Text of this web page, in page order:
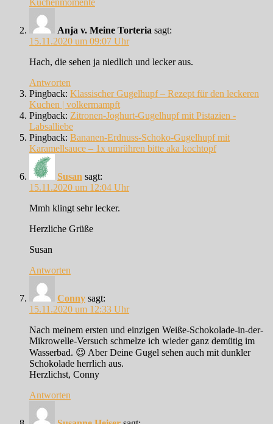
Küchenmomente
Anja v. Meine Torteria sagt:
15.11.2020 um 09:07 Uhr
Hach, die sehen ja niedlich und lecker aus.
Antworten
Pingback: Klassischer Gugelhupf – Rezept für den leckeren
Kuchen | volkermampft
Pingback: Zitronen-Joghurt-Gugelhupf mit Pistazien -
Labsalliebe
Pingback: Bananen-Erdnuss-Schoko-Gugelhupf mit
Karamellsauce – 1x umrühren bitte aka kochtopf
Susan sagt:
15.11.2020 um 12:04 Uhr
Mmh klingt sehr lecker.
Herzliche Grüße
Susan
Antworten
Conny sagt:
15.11.2020 um 12:33 Uhr
Nach meinem ersten und einzigen Weiße-Schokolade-in-der-
Mikrowelle-Versuch schmelze ich wieder ganz demütig im
Wasserbad. 😉 Aber Deine Gugel sehen auch mit dunkler
Schokolade herrlich aus.
Herzlichst, Conny
Antworten